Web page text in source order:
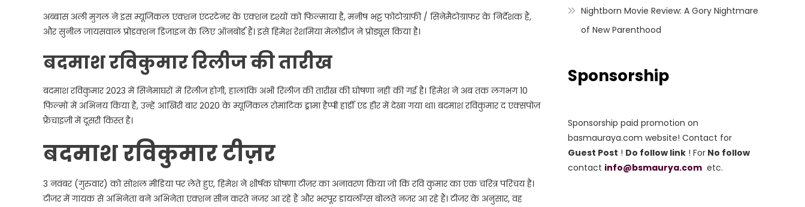
अब्बास अली मुगल ने इस म्यूजिकल एक्शन एंटरटेनर के एक्शन दृश्यों को फिल्माया है, मनीष भट्ट फोटोग्राफी / सिनेमैटोग्राफर के निर्देशक हैं,
और सुनील जायसवाल प्रोडक्शन डिजाइन के लिए ऑनबोर्ड हैं। इसे हिमेश रेशमिया मेलोडीज ने प्रोड्यूस किया है।
बदमाश रविकुमार रिलीज की तारीख
बदमाश रविकुमार 2023 में सिनेमाघरों में रिलीज होगी, हालांकि अभी रिलीज की तारीख की घोषणा नहीं की गई है। हिमेश ने अब तक लगभग 10
फिल्मों में अभिनय किया है, उन्हें आखिरी बार 2020 के म्यूजिकल रोमांटिक ड्रामा हैप्पी हार्डी एंड हीर में देखा गया था। बदमाश रविकुमार द एक्सपोज़
फ्रैंचाइज़ी में दूसरी किस्त है।
बदमाश रविकुमार टीज़र
3 नवंबर (गुरुवार) को सोशल मीडिया पर लेते हुए, हिमेश ने शीर्षक घोषणा टीज़र का अनावरण किया जो कि रवि कुमार का एक चरित्र परिचय है।
टीजर में गायक से अभिनेता बने अभिनेता एक्शन सीन करते नजर आ रहे हैं और भरपूर डायलॉग्स बोलते नजर आ रहे हैं। टीजर के अनुसार, वह
Nightborn Movie Review: A Gory Nightmare
of New Parenthood
Sponsorship
Sponsorship paid promotion on
basmauraya.com website! Contact for
Guest Post ! Do follow link ! For No follow
contact info@bsmaurya.com etc.